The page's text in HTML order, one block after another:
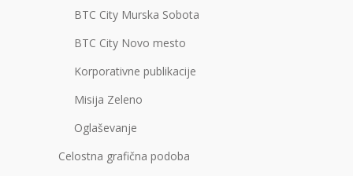
BTC City Murska Sobota
BTC City Novo mesto
Korporativne publikacije
Misija Zeleno
Oglaševanje
Celostna grafična podoba